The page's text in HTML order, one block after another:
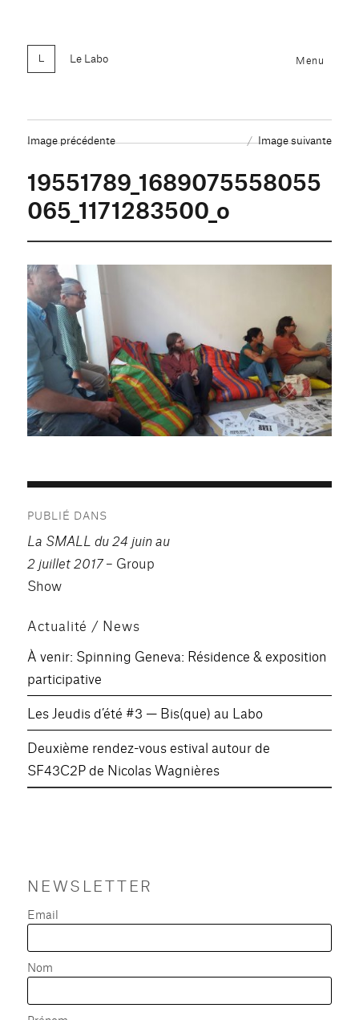
Le Labo Menu
Image précédente Image suivante
19551789_1689075558055
065_1171283500_o
de
l’article
PUBLIÉ DANS
La SMALL du 24 juin au
2 juillet 2017– Group
Show
Actualité / News
À venir: Spinning Geneva: Résidence & exposition
participative
Les Jeudis d’été #3 — Bis(que) au Labo
Deuxième rendez-vous estival autour de
SF43C2P de Nicolas Wagnières
NEWSLETTER
Email
Nom